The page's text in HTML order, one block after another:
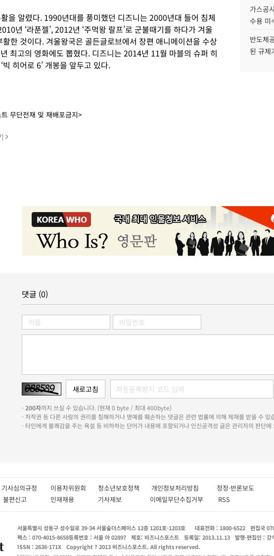
을 알렸다. 1990년대를 풍미했던 디즈니는 2000년대 들어 침체
년 ‘라푼젤’, 2012년 ‘주먹왕 랄프’로 군불때기를 하다가 겨울
한 것이다. 겨울왕국은 골든글로브에서 장편 애니메이션을 수상
최고의 영화에도 뽑혔다. 디즈니는 2014년 11월 마블의 슈퍼 히
히어로 6’ 개봉을 앞두고 있다.
무단전재 및 재배포금지>
가스공
수용 미
반도체
된 규제
댓글 (0)
-200자까지 쓰실 수 있습니다. (현재 0 byte / 최대 400byte)
- 저작권 등 다른 사람의 권리를 침해하거나 명예를 훼손하는 댓글은 관련 법률에 의해 제재를 받을 수 있
- 타인에게 불쾌감을 주는 욕설 등 비하하는 단어가 내용에 포함되거나 인신공격성 글은 관리자의 판단에
기사심의규정 이용자위원회 청소년보호정책 개인정보처리방침 정정·반론보도
불편신고 인재채용 기사제보 이메일무단수집거부 RSS
서울특별시 성동구 성수일로 39-34 서울숲더스페이스 12층 1201호-1203호 대표전화 : 1800-6522 편집국
팩스 : 070-4015-8658등록번호 : 서울 아 02897 제호: 비즈니스포스트 등록일: 2013.11.13 발행·편집인 : 강
ISSN : 2636-171X
Copyright ? 2013 비즈니스포스트. All rights reserved.